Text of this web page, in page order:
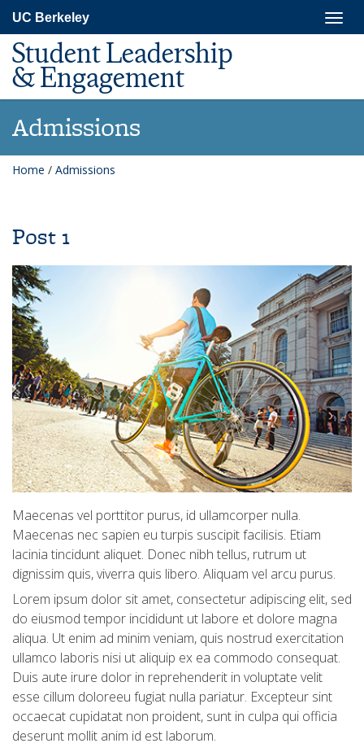
main
content
UC Berkeley
Student Leadership
& Engagement
Admissions
Home / Admissions
Post 1
Maecenas vel porttitor purus, id ullamcorper nulla.
Maecenas nec sapien eu turpis suscipit facilisis. Etiam
lacinia tincidunt aliquet. Donec nibh tellus, rutrum ut
dignissim quis, viverra quis libero. Aliquam vel arcu purus.
Lorem ipsum dolor sit amet, consectetur adipiscing elit, sed
do eiusmod tempor incididunt ut labore et dolore magna
aliqua. Ut enim ad minim veniam, quis nostrud exercitation
ullamco laboris nisi ut aliquip ex ea commodo consequat.
Duis aute irure dolor in reprehenderit in voluptate velit
esse cillum doloreeu fugiat nulla pariatur. Excepteur sint
occaecat cupidatat non proident, sunt in culpa qui officia
deserunt mollit anim id est laborum.